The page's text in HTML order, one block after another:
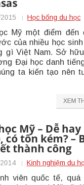
Học bổng du học
Mỹ một điểm đến
của nhiều học
gì Việt Nam. Sở
Đại học danh
ta kiến tạo nên
XEM
Mỹ – Dễ hay
có tốn kém? –
thành công
Kinh nghiệm du
viên quốc tế, quá